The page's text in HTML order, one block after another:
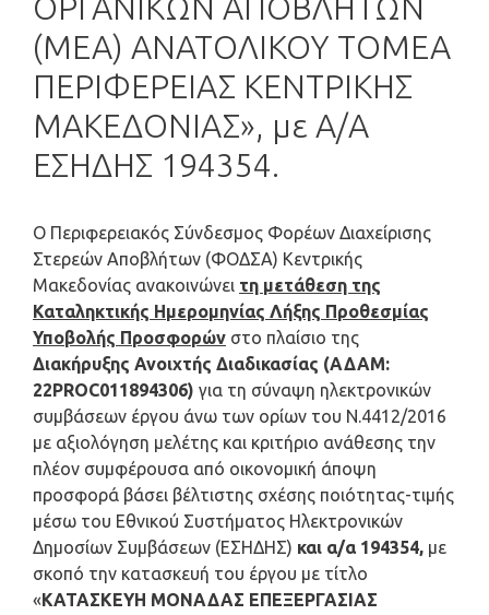
ΟΡΓΑΝΙΚΩΝ ΑΠΟΒΛΗΤΩΝ
(ΜΕΑ) ΑΝΑΤΟΛΙΚΟΥ ΤΟΜΕΑ
ΠΕΡΙΦΕΡΕΙΑΣ ΚΕΝΤΡΙΚΗΣ
ΜΑΚΕΔΟΝΙΑΣ», με Α/Α
ΕΣΗΔΗΣ 194354.
Ο Περιφερειακός Σύνδεσμος Φορέων Διαχείρισης
Στερεών Αποβλήτων (ΦΟΔΣΑ) Κεντρικής
Μακεδονίας ανακοινώνει τη μετάθεση της
Καταληκτικής Ημερομηνίας Λήξης Προθεσμίας
Υποβολής Προσφορών στο πλαίσιο της
Διακήρυξης Ανοιχτής Διαδικασίας (ΑΔΑΜ:
22PROC011894306) για τη σύναψη ηλεκτρονικών
συμβάσεων έργου άνω των ορίων του Ν.4412/2016
με αξιολόγηση μελέτης και κριτήριο ανάθεσης την
πλέον συμφέρουσα από οικονομική άποψη
προσφορά βάσει βέλτιστης σχέσης ποιότητας-τιμής
μέσω του Εθνικού Συστήματος Ηλεκτρονικών
Δημοσίων Συμβάσεων (ΕΣΗΔΗΣ) και α/α 194354, με
σκοπό την κατασκευή του έργου με τίτλο
«ΚΑΤΑΣΚΕΥΗ ΜΟΝΑΔΑΣ ΕΠΕΞΕΡΓΑΣΙΑΣ